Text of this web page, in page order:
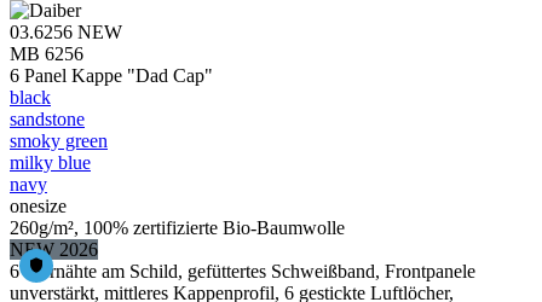
03.6256 NEW
MB 6256
6 Panel Kappe "Dad Cap"
black
sandstone
smoky green
milky blue
navy
onesize
260g/m², 100% zertifizierte Bio-Baumwolle
NEW 2026
6 Ziernähte am Schild, gefüttertes Schweißband, Frontpanele
unverstärkt, mittleres Kappenprofil, 6 gestickte Luftlöcher,